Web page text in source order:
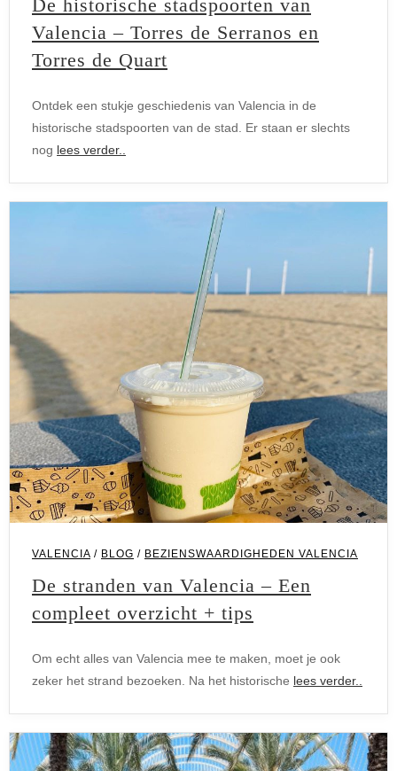
Bezienswaardigheden
Valencia
De historische stadspoorten van
Valencia – Torres de Serranos en
Torres de Quart
Ontdek een stukje geschiedenis van Valencia in de
historische stadspoorten van de stad. Er staan er slechts
nog lees verder..
VALENCIA / BLOG / BEZIENSWAARDIGHEDEN VALENCIA
De stranden van Valencia – Een
compleet overzicht + tips
Om echt alles van Valencia mee te maken, moet je ook
zeker het strand bezoeken. Na het historische lees verder..